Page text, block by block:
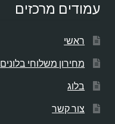
עמודים מרכזים
ראשי
מחירון משלוחי בלונים
בלוג
צור קשר